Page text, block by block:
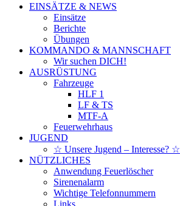
EINSÄTZE & NEWS
Einsätze
Berichte
Übungen
KOMMANDO & MANNSCHAFT
Wir suchen DICH!
AUSRÜSTUNG
Fahrzeuge
HLF 1
LF & TS
MTF-A
Feuerwehrhaus
JUGEND
☆ Unsere Jugend – Interesse? ☆
NÜTZLICHES
Anwendung Feuerlöscher
Sirenenalarm
Wichtige Telefonnummern
Links